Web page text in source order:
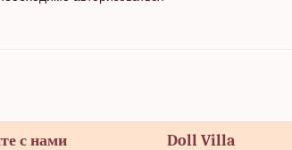
с нами Doll Villa